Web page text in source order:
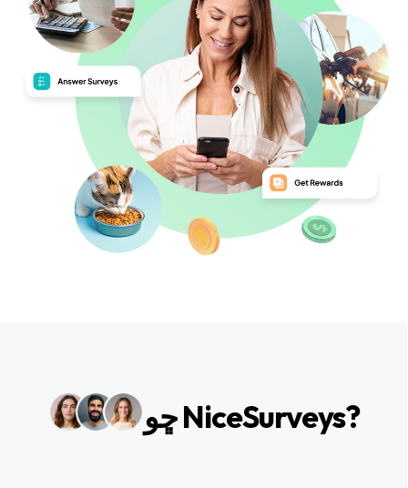
ڇو NiceSurveys?